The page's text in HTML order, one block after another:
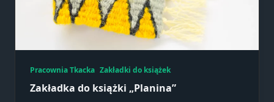
Pracownia Tkacka Zakładki do książek
Zakładka do książki „Planina”
treści i ofert.